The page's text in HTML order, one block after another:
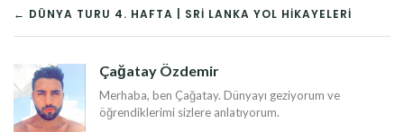
YAZI
DOLAŞIMI
← DÜNYA TURU 4. HAFTA | SRI LANKA YOL HIKAYELERI
Çağatay Özdemir
Merhaba, ben Çağatay. Dünyayı geziyorum ve
öğrendiklerimi sizlere anlatıyorum.